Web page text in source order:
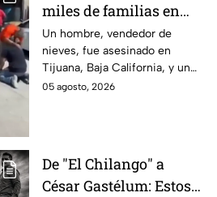
miles de familias en
México: Así se
enteraron los
familiares de un
vendedor de nieves de
Un hombre, vendedor de
nieves, fue asesinado en
Tijuana, Baja California, y un
reportero captó el momento
05 agosto, 2026
De "El Chilango" a
César Gastélum: Estos